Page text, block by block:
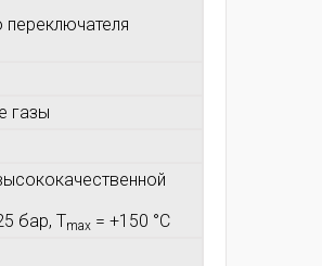
газы
бар, Tmax = +150 °C